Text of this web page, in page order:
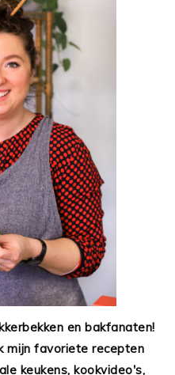
en bakfanaten!
mijn favoriete recepten
keukens, kookvideo's,